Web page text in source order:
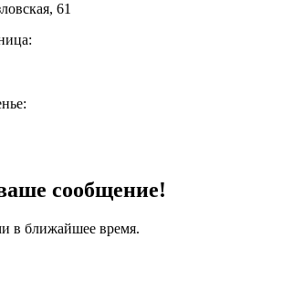
61
сообщение!
в ближайшее время.